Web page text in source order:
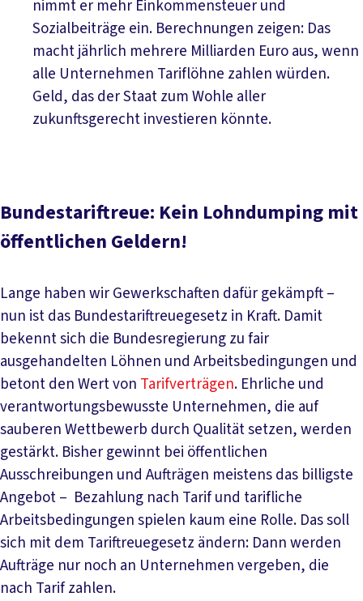
nimmt er mehr Einkommensteuer und
Sozialbeiträge ein. Berechnungen zeigen: Das
macht jährlich mehrere Milliarden Euro aus, wenn
alle Unternehmen Tariflöhne zahlen würden.
Geld, das der Staat zum Wohle aller
zukunftsgerecht investieren könnte.
Bundestariftreue: Kein Lohndumping mit
öffentlichen Geldern!
Lange haben wir Gewerkschaften dafür gekämpft –
nun ist das Bundestariftreuegesetz in Kraft. Damit
bekennt sich die Bundesregierung zu fair
ausgehandelten Löhnen und Arbeitsbedingungen und
betont den Wert von Tarifverträgen. Ehrliche und
verantwortungsbewusste Unternehmen, die auf
sauberen Wettbewerb durch Qualität setzen, werden
gestärkt. Bisher gewinnt bei öffentlichen
Ausschreibungen und Aufträgen meistens das billigste
Angebot – Bezahlung nach Tarif und tarifliche
Arbeitsbedingungen spielen kaum eine Rolle. Das soll
sich mit dem Tariftreuegesetz ändern: Dann werden
Aufträge nur noch an Unternehmen vergeben, die
nach Tarif zahlen.